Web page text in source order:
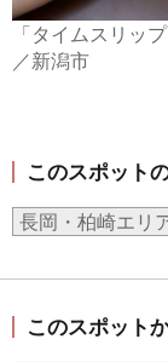
「タイムスリッ
／新潟市
このスポット
長岡・柏崎エリ
このスポット